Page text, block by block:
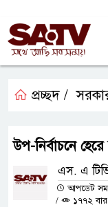
প্রচ্ছদ /
উপ-নির্বাচনে হেরে
এস. এ
আপডেট
/
১৭৭২